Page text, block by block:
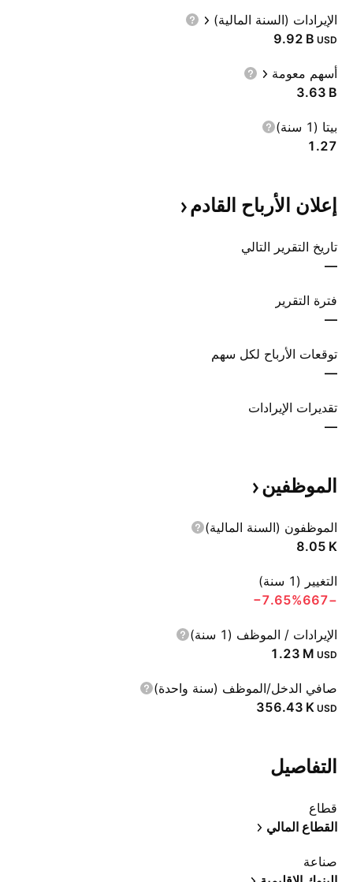
الإيرادات (السنة المالية)
‪9.92 B‬ USD
أسهم معومة
‪3.63 B‬
بيتا (1 سنة)
1.27
إعلان الأرباح القادم
تاريخ التقرير التالي
—
فترة التقرير
—
توقعات الأرباح لكل سهم
—
تقديرات الإيرادات
—
الموظفين
الموظفون (السنة المالية)
‪8.05 K‬
التغيير (1 سنة)
−667
‪−7.65%‬
الإيرادات / الموظف (1 سنة)
‪1.23 M‬ USD
صافي الدخل/الموظف (سنة واحدة)
‪356.43 K‬ USD
التفاصيل
قطاع
القطاع المالي
صناعة